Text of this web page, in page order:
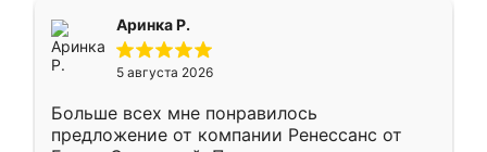
Аринка Р.
5 августа 2026
Больше всех мне понравилось
предложение от компании Ренессанс от